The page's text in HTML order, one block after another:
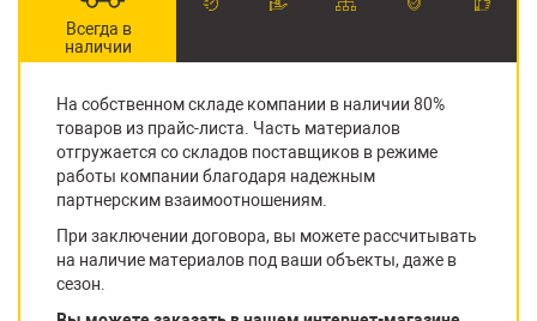
Всегда в
наличии
На собственном складе компании в наличии 80%
товаров из прайс-листа. Часть материалов
отгружается со складов поставщиков в режиме
работы компании благодаря надежным
партнерским взаимоотношениям.
При заключении договора, вы можете рассчитывать
на наличие материалов под ваши объекты, даже в
сезон.